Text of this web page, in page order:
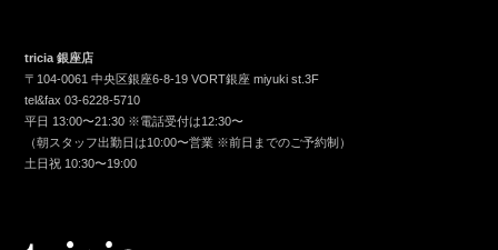
tricia 銀座店
〒104-0061 中央区銀座6-8-19 VORT銀座 miyuki st.3F
tel&fax03-6228-5710
平日 13:00〜21:30 ※電話受付は12:30〜
（朝スタッフ出勤日は10:00〜営業 ※前日までのご予約制）
土日祝 10:30〜19:00